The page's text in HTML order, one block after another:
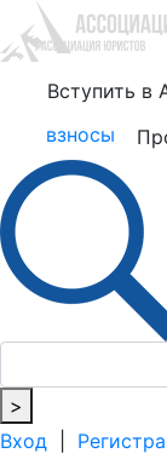
Вступить в
взносы
>
Вход